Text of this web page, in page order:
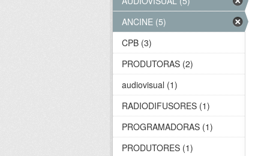
ANCINE (5)
CPB (3)
PRODUTORAS (2)
audiovisual (1)
RADIODIFUSORES (1)
PROGRAMADORAS (1)
PRODUTORES (1)